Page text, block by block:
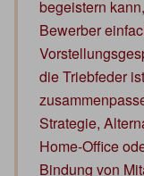
begeistern
Bewerber
die Triebfeder
Strategie,
Home-Office
Bindung von